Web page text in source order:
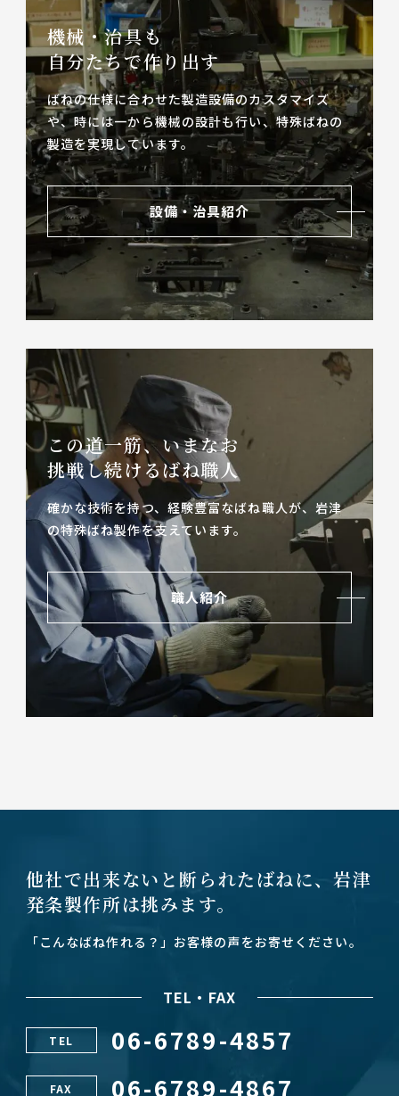
機械・治具も
自分たちで作り出す
ばねの仕様に合わせた製造設備のカスタマイズ
や、時には一から機械の設計も行い、特殊ばねの
製造を実現しています。
設備・治具紹介
この道一筋、いまなお
挑戦し続けるばね職人
確かな技術を持つ、経験豊富なばね職人が、岩津
の特殊ばね製作を支えています。
職人紹介
他社で出来ないと断られたばねに、岩津
発条製作所は挑みます。
「こんなばね作れる？」お客様の声をお寄せください。
TEL・FAX
TEL 06-6789-4857
FAX 06-6789-4867